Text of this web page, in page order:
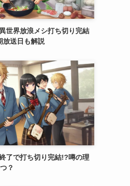
世界放浪メシ打ち切り完結
放送日も解説
了で打ち切り完結!?噂の理
？